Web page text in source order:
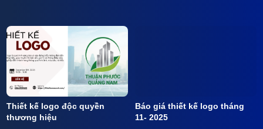
Thiết kế logo độc quyền
thương hiệu
Báo giá thiết kế logo tháng
11- 2025